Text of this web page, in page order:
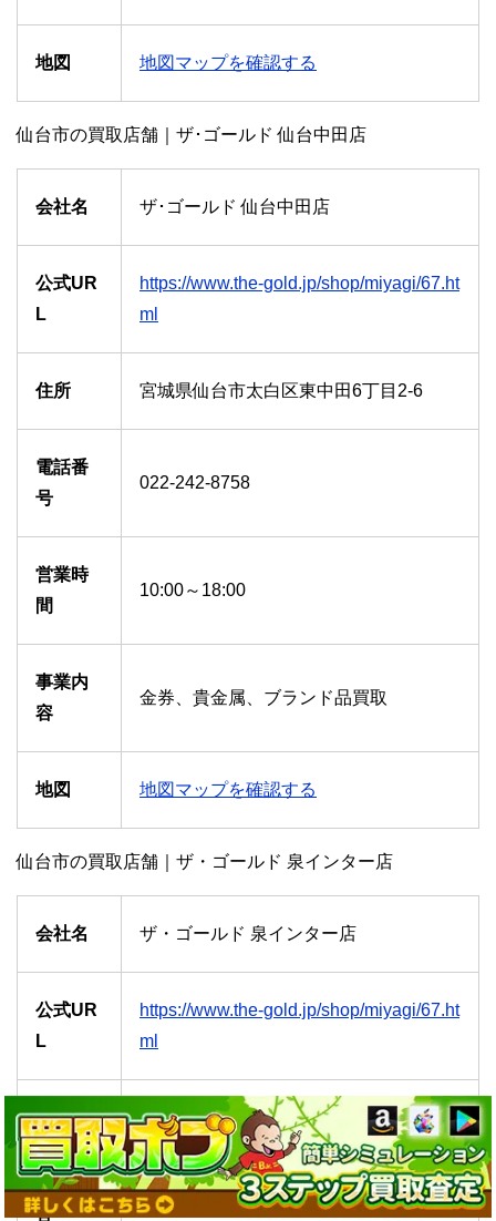
地図 地図マップを確認する
仙台市の買取店舗｜ザ･ゴールド 仙台中田店
会社名 ザ･ゴールド 仙台中田店
公式UR
L
https://www.the-gold.jp/shop/miyagi/67.ht
ml
住所 宮城県仙台市太白区東中田6丁目2-6
電話番
号
022-242-8758
営業時
間
10:00～18:00
事業内
容
金券、貴金属、ブランド品買取
地図 地図マップを確認する
仙台市の買取店舗｜ザ・ゴールド 泉インター店
会社名 ザ・ゴールド 泉インター店
公式UR
L
https://www.the-gold.jp/shop/miyagi/67.ht
ml
住所 宮城県仙台市泉区大沢2丁目3-1
電話番
022-772-8227